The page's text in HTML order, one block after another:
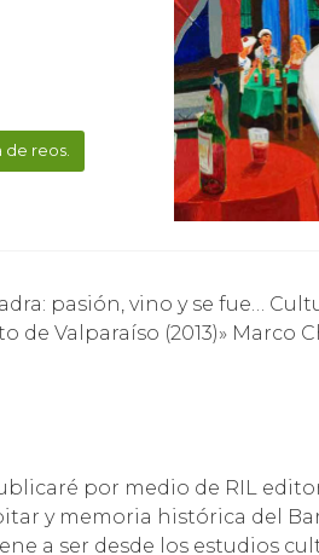
de reos.
Valparaíso (2013)» Marco
por medio de RIL
y memoria histórica del
a ser desde los estudios